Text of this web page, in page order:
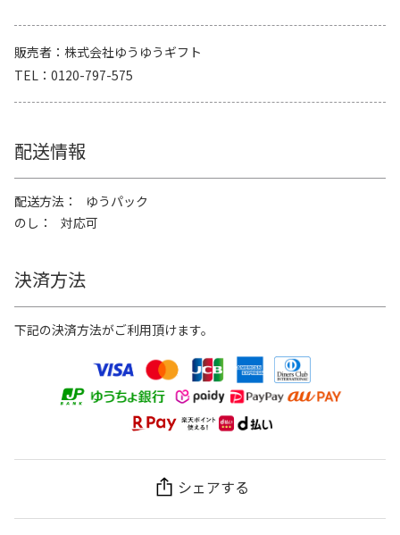
販売者
株式会社ゆうゆうギフト
TEL
0120-797-575
配送情報
配送方法
ゆうパック
のし
対応可
決済方法
下記の決済方法がご利用頂けます。
シェアする